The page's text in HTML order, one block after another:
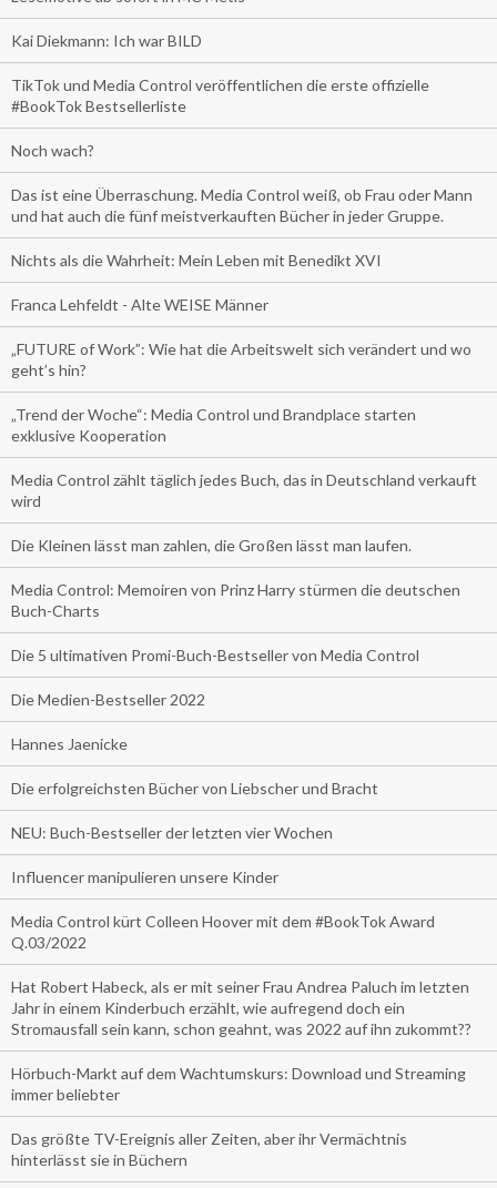
Kai Diekmann: Ich war BILD
TikTok und Media Control veröffentlichen die erste offizielle
#BookTok Bestsellerliste
Noch wach?
Das ist eine Überraschung. Media Control weiß, ob Frau oder Mann
und hat auch die fünf meistverkauften Bücher in jeder Gruppe.
Nichts als die Wahrheit: Mein Leben mit Benedikt XVI
Franca Lehfeldt - Alte WEISE Männer
„FUTURE of Work”: Wie hat die Arbeitswelt sich verändert und wo
geht’s hin?
„Trend der Woche“: Media Control und Brandplace starten
exklusive Kooperation
Media Control zählt täglich jedes Buch, das in Deutschland verkauft
wird
Die Kleinen lässt man zahlen, die Großen lässt man laufen.
Media Control: Memoiren von Prinz Harry stürmen die deutschen
Buch-Charts
Die 5 ultimativen Promi-Buch-Bestseller von Media Control
Die Medien-Bestseller 2022
Hannes Jaenicke
Die erfolgreichsten Bücher von Liebscher und Bracht
NEU: Buch-Bestseller der letzten vier Wochen
Influencer manipulieren unsere Kinder
Media Control kürt Colleen Hoover mit dem #BookTok Award
Q.03/2022
Hat Robert Habeck, als er mit seiner Frau Andrea Paluch im letzten
Jahr in einem Kinderbuch erzählt, wie aufregend doch ein
Stromausfall sein kann, schon geahnt, was 2022 auf ihn zukommt??
Hörbuch-Markt auf dem Wachtumskurs: Download und Streaming
immer beliebter
Das größte TV-Ereignis aller Zeiten, aber ihr Vermächtnis
hinterlässt sie in Büchern